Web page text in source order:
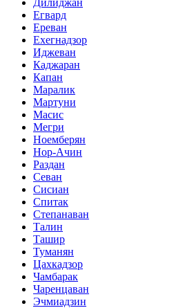
Дилиджан
Егвард
Ереван
Ехегнадзор
Иджеван
Каджаран
Капан
Маралик
Мартуни
Масис
Мегри
Ноемберян
Нор-Ачин
Раздан
Севан
Сисиан
Спитак
Степанаван
Талин
Ташир
Туманян
Цахкадзор
Чамбарак
Чаренцаван
Эчмиадзин